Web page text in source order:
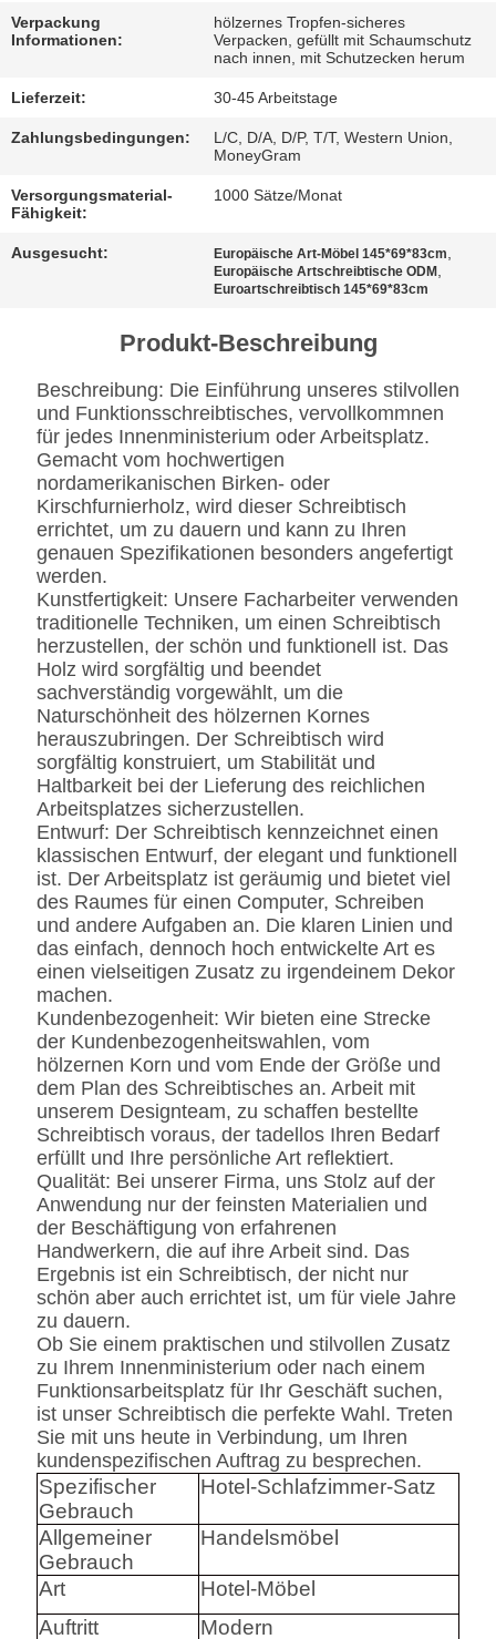
SITEMAP
BESTIMMUNGEN
Verpackung
Informationen:
hölzernes Tropfen-sicheres
Verpacken, gefüllt mit Schaumschutz
nach innen, mit Schutzecken herum
Lieferzeit: 30-45 Arbeitstage
Zahlungsbedingungen:
L/C, D/A, D/P, T/T, Western Union,
MoneyGram
Versorgungsmaterial-
Fähigkeit:
1000 Sätze/Monat
Ausgesucht: Europäische Art-Möbel 145*69*83cm
Europäische Artschreibtische ODM
Euroartschreibtisch 145*69*83cm
Produkt-Beschreibung
Beschreibung: Die Einführung unseres stilvollen
und Funktionsschreibtisches, vervollkommnen
für jedes Innenministerium oder Arbeitsplatz.
Gemacht vom hochwertigen
nordamerikanischen Birken- oder
Kirschfurnierholz, wird dieser Schreibtisch
errichtet, um zu dauern und kann zu Ihren
genauen Spezifikationen besonders angefertigt
werden.
Kunstfertigkeit: Unsere Facharbeiter verwenden
traditionelle Techniken, um einen Schreibtisch
herzustellen, der schön und funktionell ist. Das
Holz wird sorgfältig und beendet
sachverständig vorgewählt, um die
Naturschönheit des hölzernen Kornes
herauszubringen. Der Schreibtisch wird
sorgfältig konstruiert, um Stabilität und
Haltbarkeit bei der Lieferung des reichlichen
Arbeitsplatzes sicherzustellen.
Entwurf: Der Schreibtisch kennzeichnet einen
klassischen Entwurf, der elegant und funktionell
ist. Der Arbeitsplatz ist geräumig und bietet viel
des Raumes für einen Computer, Schreiben
und andere Aufgaben an. Die klaren Linien und
das einfach, dennoch hoch entwickelte Art es
einen vielseitigen Zusatz zu irgendeinem Dekor
machen.
Kundenbezogenheit: Wir bieten eine Strecke
der Kundenbezogenheitswahlen, vom
hölzernen Korn und vom Ende der Größe und
dem Plan des Schreibtisches an. Arbeit mit
unserem Designteam, zu schaffen bestellte
Schreibtisch voraus, der tadellos Ihren Bedarf
erfüllt und Ihre persönliche Art reflektiert.
Qualität: Bei unserer Firma, uns Stolz auf der
Anwendung nur der feinsten Materialien und
der Beschäftigung von erfahrenen
Handwerkern, die auf ihre Arbeit sind. Das
Ergebnis ist ein Schreibtisch, der nicht nur
schön aber auch errichtet ist, um für viele Jahre
zu dauern.
Ob Sie einem praktischen und stilvollen Zusatz
zu Ihrem Innenministerium oder nach einem
Funktionsarbeitsplatz für Ihr Geschäft suchen,
ist unser Schreibtisch die perfekte Wahl. Treten
Sie mit uns heute in Verbindung, um Ihren
kundenspezifischen Auftrag zu besprechen.
Spezifischer
Gebrauch
Hotel-Schlafzimmer-Satz
Allgemeiner
Gebrauch
Handelsmöbel
Art
Hotel-Möbel
Auftritt
Modern